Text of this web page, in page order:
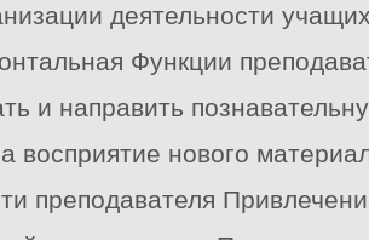
деятельности
Функции
и направить
восприятие нового
преподавателя